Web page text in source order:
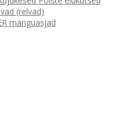
(relvad)
mänguasjad